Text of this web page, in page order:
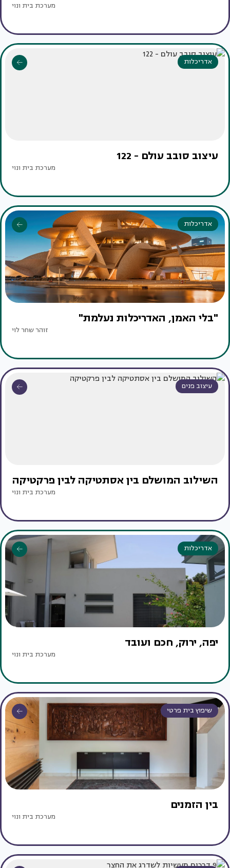
מערכת בית ונוי
אדריכלות
עיצוב סובב עולם - 122
מערכת בית ונוי
אדריכלות
"בלי האמן, האדריכלות נעלמת"
זוהר שחר לוי
עיצוב פנים
השילוב המושלם בין אסתטיקה לבין פרקטיקה
מערכת בית ונוי
אדריכלות
יפה, ירוק, חכם ועובד
מערכת בית ונוי
שיפוץ בית פרטי
בין הזמנים
מערכת בית ונוי